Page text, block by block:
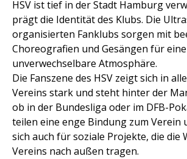
HSV ist tief in der Stadt Hamburg
prägt die Identität des Klubs. Die
organisierten Fanklubs sorgen mit
Choreografien und Gesängen für eine
unverwechselbare Atmosphäre.
Die Fanszene des HSV zeigt sich in
Vereins stark und steht hinter der
ob in der Bundesliga oder im DFB-
teilen eine enge Bindung zum Verein
sich auch für soziale Projekte, die die
Vereins nach außen tragen.